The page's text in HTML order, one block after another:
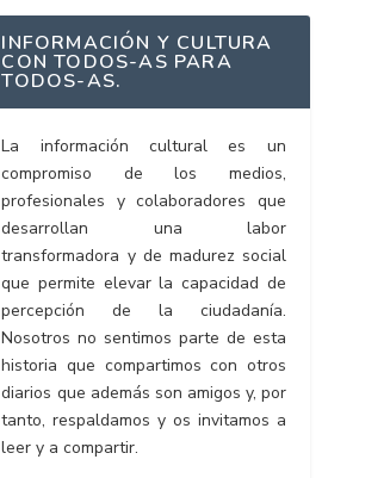
INFORMACIÓN Y CULTURA
CON TODOS-AS PARA
TODOS-AS.
La información cultural es un
compromiso de los medios,
profesionales y colaboradores que
desarrollan una labor
transformadora y de madurez social
que permite elevar la capacidad de
percepción de la ciudadanía.
Nosotros no sentimos parte de esta
historia que compartimos con otros
diarios que además son amigos y, por
tanto, respaldamos y os invitamos a
leer y a compartir.